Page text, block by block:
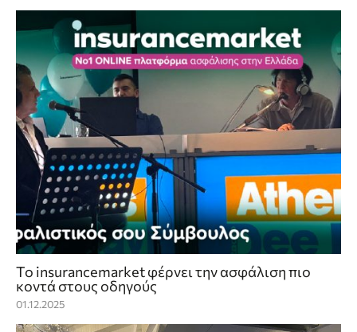
Το insurancemarket φέρνει την ασφάλιση πιο
κοντά στους οδηγούς
01.12.2025